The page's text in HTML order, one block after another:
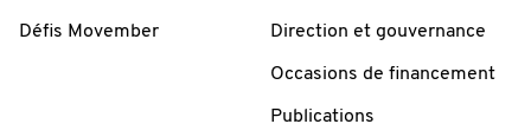
Défis Movember Direction et gouvernance
Occasions de financement
Publications